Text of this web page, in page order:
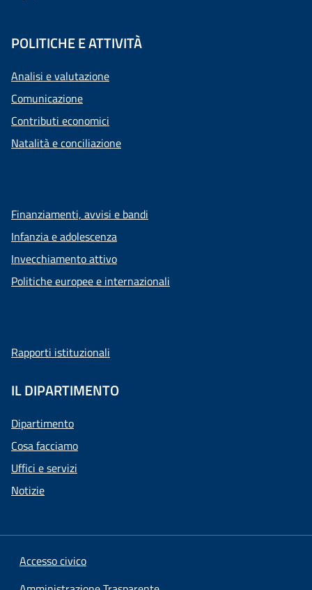
POLITICHE E ATTIVITÀ
Analisi e valutazione
Comunicazione
Contributi economici
Natalità e conciliazione
Finanziamenti, avvisi e bandi
Infanzia e adolescenza
Invecchiamento attivo
Politiche europee e internazionali
Rapporti istituzionali
IL DIPARTIMENTO
Dipartimento
Cosa facciamo
Uffici e servizi
Notizie
Accesso civico